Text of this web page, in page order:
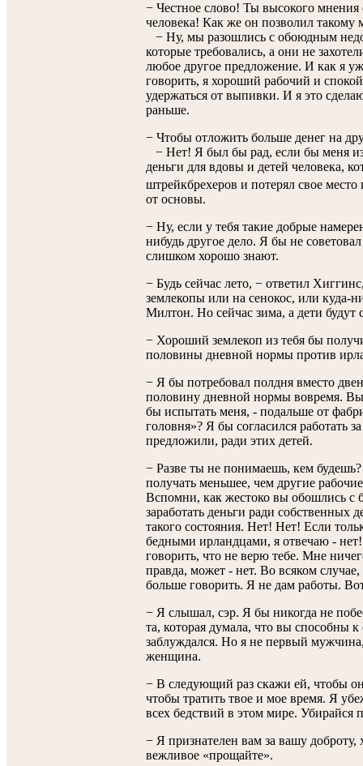
− Честное слово! Ты высокого
человека! Как же он позволил такому
− Ну, мы разошлись с обоюдным
которые требовались, а они не
любое другое предложение. И как я
говорить, я хороший рабочий и
удержаться от выпивки. И я это
раньше.
− Чтобы отложить больше денег на
− Нет! Я был бы рад, если бы меня
деньги для вдовы и детей человека,
штрейкбрехеров и потерял свое место
от основы.
− Ну, если у тебя такие добрые
нибудь другое дело. Я бы не
слишком хорошо знают.
− Будь сейчас лето, − ответил
землекопы или на сенокос, или куда-
Милтон. Но сейчас зима, а дети будут
− Хороший землекоп из тебя бы
половины дневной нормы против
− Я бы потребовал полдня вместо
половину дневной нормы вовремя. Вы
бы испытать меня, - подальше от
головня»? Я бы согласился работать
предложили, ради этих детей.
− Разве ты не понимаешь, кем
получать меньшее, чем другие
Вспомни, как жестоко вы обошлись с
заработать деньги ради
такого состояния. Нет! Нет! Если
бедными ирландцами, я отвечаю -
говорить, что не верю тебе. Мне
правда, может - нет. Во всяком
больше говорить. Я не дам работы.
− Я слышал, сэр. Я бы никогда не
та, которая думала, что вы способны
заблуждался. Но я не первый
женщина.
− В следующий раз скажи ей, чтобы
чтобы тратить твое и мое время. Я
всех бедствий в этом мире. Убирайся
− Я признателен вам за вашу доброту,
вежливое «прощайте».